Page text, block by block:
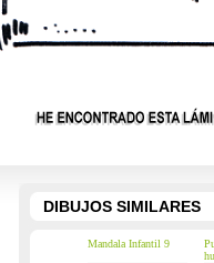
DIBUJOS SIMILARES
Mandala Infantil 9